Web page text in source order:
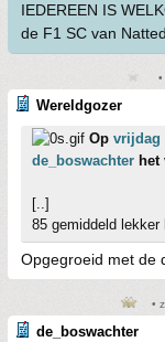
IEDEREEN IS
de F1 SC van
Wereldgozer
Op vrijdag
de_boswachter het
[..]
85 gemiddeld lekker
Opgegroeid met de
•
de_boswachter